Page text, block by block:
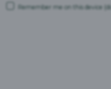
Remember me on this device